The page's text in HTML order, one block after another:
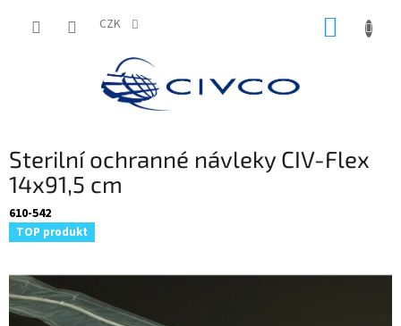
CZK
Sterilní ochranné návleky CIV-Flex
14x91,5 cm
610-542
TOP produkt